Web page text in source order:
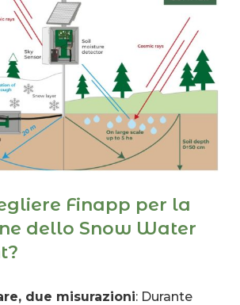
Finapp per la
dello Snow Water
due misurazioni: Durante